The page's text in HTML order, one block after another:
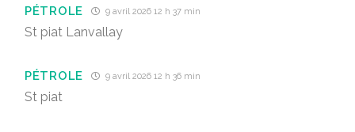
PÉTROLE 9 avril 2026 12 h 37 min
St piat Lanvallay
PÉTROLE 9 avril 2026 12 h 36 min
St piat